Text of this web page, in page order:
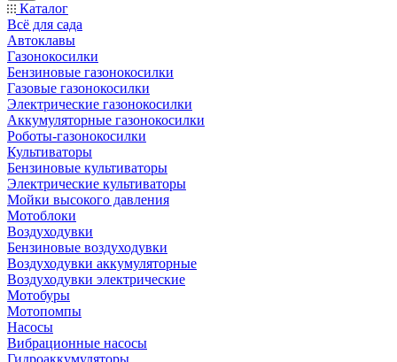
Каталог
Всё для сада
Автоклавы
Газонокосилки
Бензиновые газонокосилки
Газовые газонокосилки
Электрические газонокосилки
Аккумуляторные газонокосилки
Роботы-газонокосилки
Культиваторы
Бензиновые культиваторы
Электрические культиваторы
Мойки высокого давления
Мотоблоки
Воздуходувки
Бензиновые воздуходувки
Воздуходувки аккумуляторные
Воздуходувки электрические
Мотобуры
Мотопомпы
Насосы
Вибрационные насосы
Гидроаккумуляторы